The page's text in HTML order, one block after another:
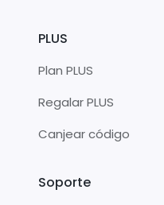
PLUS
Plan PLUS
Regalar PLUS
Canjear código
Soporte